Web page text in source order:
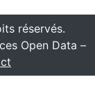
réservés.
Open Data –